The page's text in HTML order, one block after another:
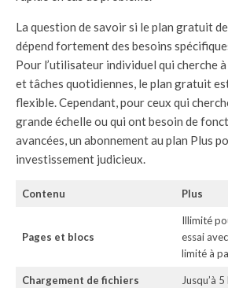
La question de savoir si le plan gratuit
dépend fortement des besoins
Pour l’utilisateur individuel qui cherche
et tâches quotidiennes, le plan gratuit
flexible. Cependant, pour ceux qui
grande échelle ou qui ont besoin de
avancées, un abonnement au plan Plus
investissement judicieux.
Contenu Plus
Pages et blocs
Illimité
essai
limité à
Chargement de fichiers Jusqu’à